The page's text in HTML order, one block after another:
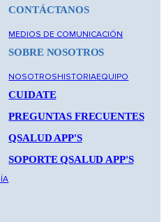
CONTÁCTANOS
MEDIOS DE COMUNICACIÓN
SOBRE NOSOTROS
NOSOTROSHISTORIAEQUIPO
CUIDATE
PREGUNTAS FRECUENTES
QSALUD APP'S
SOPORTE QSALUD APP'S